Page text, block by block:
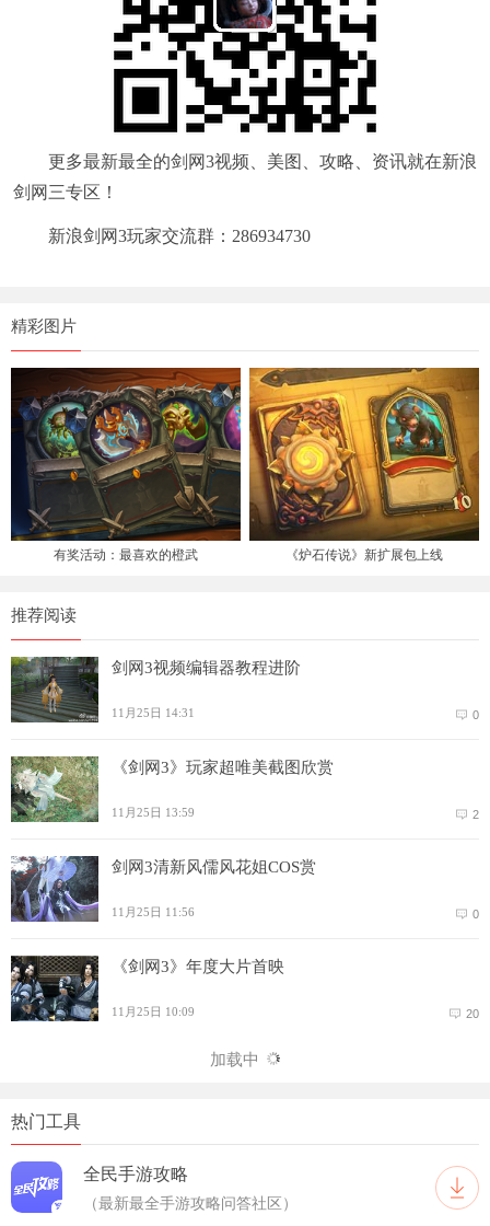
更多最新最全的剑网3视频、美图、攻略、资讯就在新浪
剑网三专区！
新浪剑网3玩家交流群：286934730
精彩图片
有奖活动：最喜欢的橙武 《炉石传说》新扩展包上线
推荐阅读
剑网3视频编辑器教程进阶
11月25日 14:31 0
《剑网3》玩家超唯美截图欣赏
11月25日 13:59 2
剑网3清新风儒风花姐COS赏
11月25日 11:56 0
《剑网3》年度大片首映
11月25日 10:09 20
加载中
热门工具
全民手游攻略
（最新最全手游攻略问答社区）